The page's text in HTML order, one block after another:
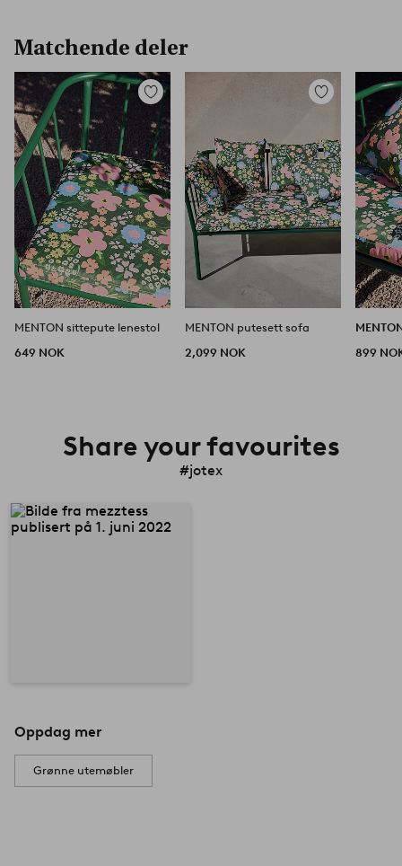
Matchende deler
Legg
til
favoritter
MENTON sittepute lenestol
649 NOK
Legg
favoritter
MENTON putesett sofa
2,099 NOK
899
Share your favourites
#jotex
Oppdag mer
Grønne utemøbler